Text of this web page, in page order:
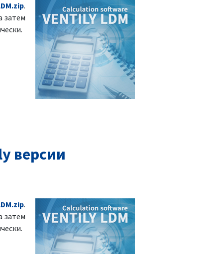
.
затем
версии
.
затем